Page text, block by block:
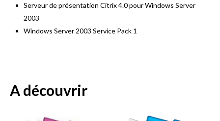
Serveur de présentation Citrix 4.0 pour Windows Server
2003
Windows Server 2003 Service Pack 1
A découvrir